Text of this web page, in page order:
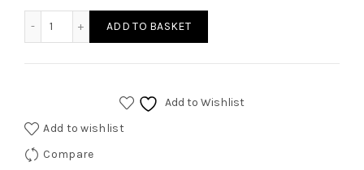
ADD TO BASKET
Add to Wishlist
Add to wishlist
Compare